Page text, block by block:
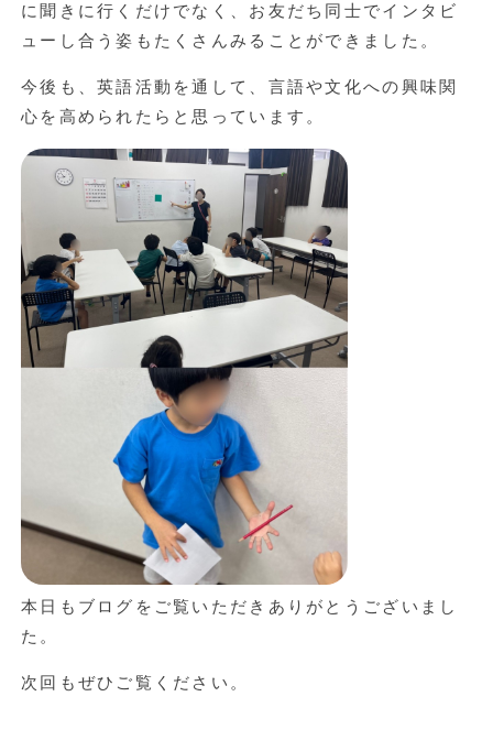
に聞きに行くだけでなく、お友だち同士でインタビ
ューし合う姿もたくさんみることができました。
今後も、英語活動を通して、言語や文化への興味関
心を高められたらと思っています。
本日もブログをご覧いただきありがとうございまし
た。
次回もぜひご覧ください。